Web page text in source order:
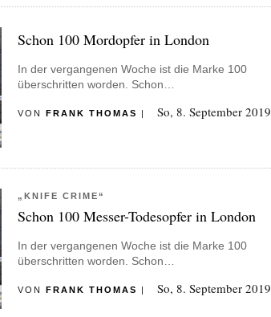
Schon 100 Mordopfer in London
In der vergangenen Woche ist die Marke 100
überschritten worden. Schon…
VON FRANK THOMAS | So, 8. September 2019
„KNIFE CRIME“
Schon 100 Messer-Todesopfer in London
In der vergangenen Woche ist die Marke 100
überschritten worden. Schon…
VON FRANK THOMAS | So, 8. September 2019